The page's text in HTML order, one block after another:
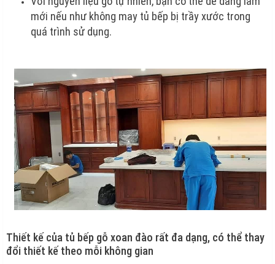
mới nếu như không may tủ bếp bị trầy xước trong
quá trình sử dụng.
Thiết kế của tủ bếp gỗ xoan đào rất đa dạng, có thể thay
đổi thiết kế theo mỗi không gian